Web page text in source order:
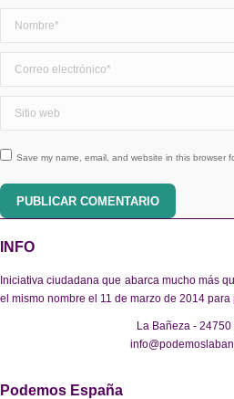
Save my name, email, and website in this browser
PUBLICAR COMENTARIO
INFO
Iniciativa ciudadana que abarca mucho más
el mismo nombre el 11 de marzo de 2014
La Bañeza -
Podemos España